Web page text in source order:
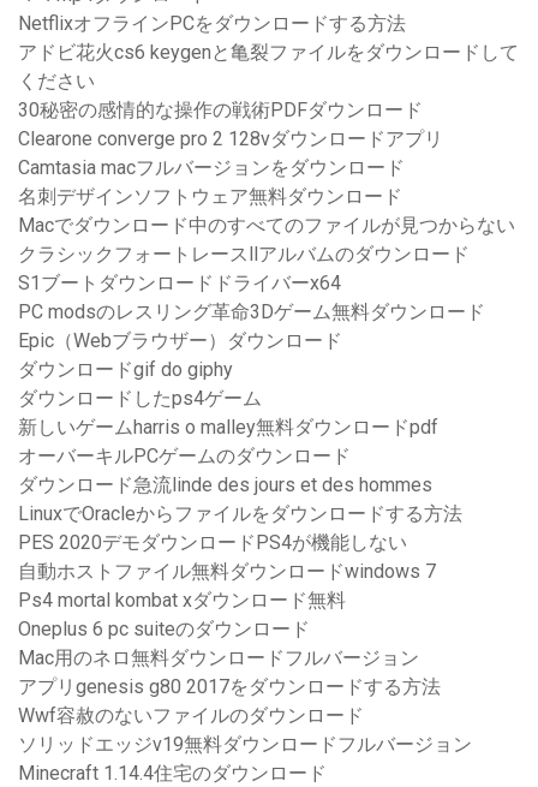
NetflixオフラインPCをダウンロードする方法
アドビ花火cs6 keygenと亀裂ファイルをダウンロードして
ください
30秘密の感情的な操作の戦術PDFダウンロード
Clearone converge pro 2 128vダウンロードアプリ
Camtasia macフルバージョンをダウンロード
名刺デザインソフトウェア無料ダウンロード
Macでダウンロード中のすべてのファイルが見つからない
クラシックフォートレースllアルバムのダウンロード
S1ブートダウンロードドライバーx64
PC modsのレスリング革命3Dゲーム無料ダウンロード
Epic（Webブラウザー）ダウンロード
ダウンロードgif do giphy
ダウンロードしたps4ゲーム
新しいゲームharris o malley無料ダウンロードpdf
オーバーキルPCゲームのダウンロード
ダウンロード急流linde des jours et des hommes
LinuxでOracleからファイルをダウンロードする方法
PES 2020デモダウンロードPS4が機能しない
自動ホストファイル無料ダウンロードwindows 7
Ps4 mortal kombat xダウンロード無料
Oneplus 6 pc suiteのダウンロード
Mac用のネロ無料ダウンロードフルバージョン
アプリgenesis g80 2017をダウンロードする方法
Wwf容赦のないファイルのダウンロード
ソリッドエッジv19無料ダウンロードフルバージョン
Minecraft 1.14.4住宅のダウンロード